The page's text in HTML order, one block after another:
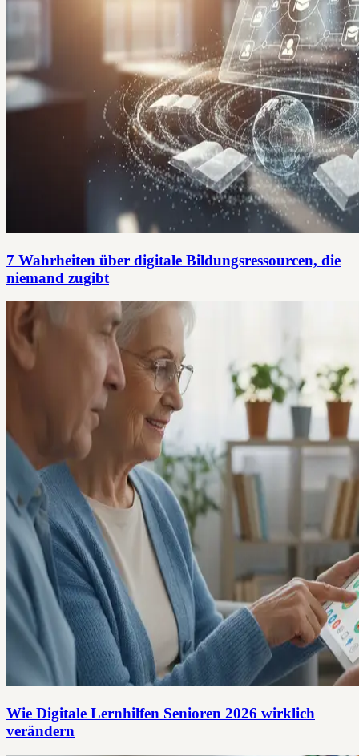
7 Wahrheiten über digitale Bildungsressourcen, die
niemand zugibt
Wie Digitale Lernhilfen Senioren 2026 wirklich
verändern